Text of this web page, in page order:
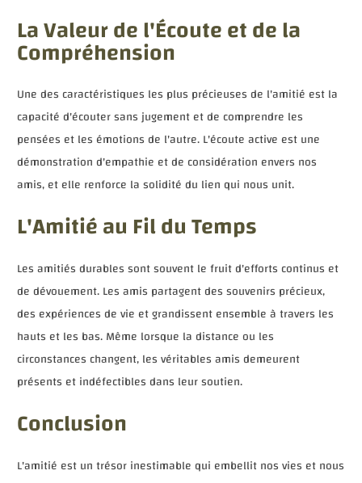
La Valeur de l'Écoute et de la
Compréhension
Une des caractéristiques les plus précieuses de l'amitié est la
capacité d'écouter sans jugement et de comprendre les
pensées et les émotions de l'autre. L'écoute active est une
démonstration d'empathie et de considération envers nos
amis, et elle renforce la solidité du lien qui nous unit.
L'Amitié au Fil du Temps
Les amitiés durables sont souvent le fruit d'efforts continus et
de dévouement. Les amis partagent des souvenirs précieux,
des expériences de vie et grandissent ensemble à travers les
hauts et les bas. Même lorsque la distance ou les
circonstances changent, les véritables amis demeurent
présents et indéfectibles dans leur soutien.
Conclusion
L'amitié est un trésor inestimable qui embellit nos vies et nous